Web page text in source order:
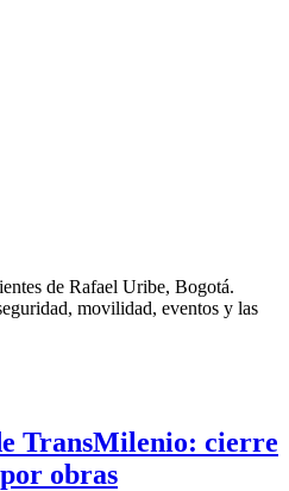
de Rafael Uribe, Bogotá.
movilidad, eventos y las
TransMilenio: cierre
obras